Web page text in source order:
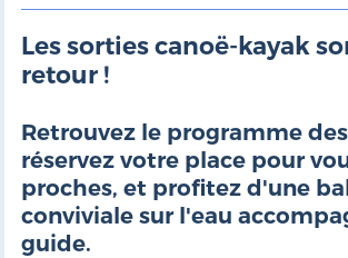
Les sorties canoë-kayak
retour !
Retrouvez le programme
réservez votre place pour
proches, et profitez d'une
conviviale sur l'eau
guide.